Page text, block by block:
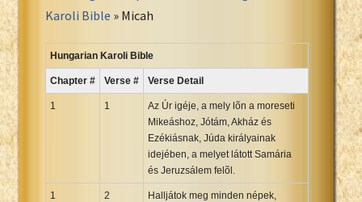
Russian Synodal 1876 Bible
Russian Synodal Bible Win-1251
Spanish Sag. Escrituras 1569
Swahili New Testament
Karoli Bible » Micah
Hungarian Karoli Bible
Chapter # Verse # Verse Detail
1 1
Az Úr igéje, a mely lõn a moreseti
Mikeáshoz, Jótám, Akház és
Ezékiásnak, Júda királyainak
idejében, a melyet látott Samária
és Jeruzsálem felõl.
1 2
Halljátok meg minden népek,